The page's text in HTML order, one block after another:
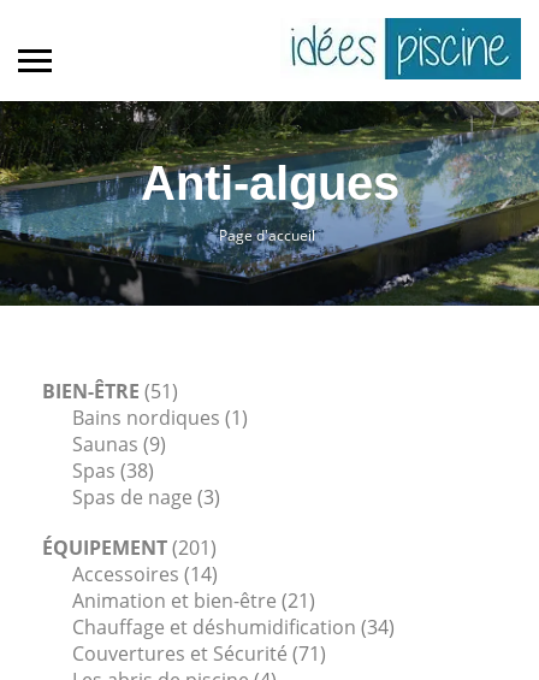
Anti-algues
Page d'accueil
BIEN-ÊTRE (51)
Bains nordiques (1)
Saunas (9)
Spas (38)
Spas de nage (3)
ÉQUIPEMENT(201)
Accessoires (14)
Animation et bien-être (21)
Chauffage et déshumidification (34)
Couvertures et Sécurité (71)